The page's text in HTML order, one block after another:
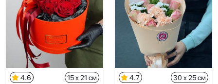
4.6 15 x 21 см 4.7 30 x 25 см